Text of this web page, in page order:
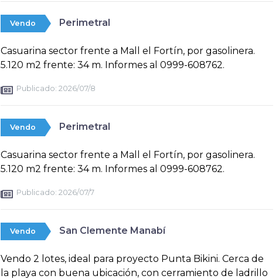
Vendo Perimetral
Casuarina sector frente a Mall el Fortín, por gasolinera.
5.120 m2 frente: 34 m. Informes al 0999-608762.
Publicado: 2026/07/8
Vendo Perimetral
Casuarina sector frente a Mall el Fortín, por gasolinera.
5.120 m2 frente: 34 m. Informes al 0999-608762.
Publicado: 2026/07/7
Vendo San Clemente Manabí
Vendo 2 lotes, ideal para proyecto Punta Bikini. Cerca de
la playa con buena ubicación, con cerramiento de ladrillo